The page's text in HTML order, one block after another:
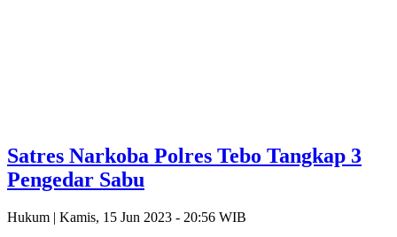
Satres Narkoba Polres Tebo Tangkap 3
Pengedar Sabu
Hukum | Kamis, 15 Jun 2023 - 20:56 WIB